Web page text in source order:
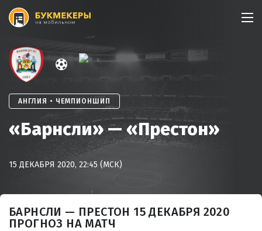
Skip
АНГЛИЯ • ЧЕМПИОНШИП
«Барнсли» — «Престон»
15 ДЕКАБРЯ 2020, 22:45 (МСК)
БАРНСЛИ — ПРЕСТОН 15 ДЕКАБРЯ 2020
ПРОГНОЗ НА МАТЧ